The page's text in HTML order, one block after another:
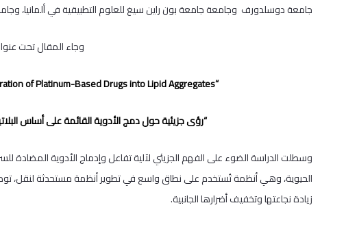
جامعة دوسلدورف وجامعة جامعة بون راين سيغ للعلوم التطبيقية في ألمانيا،
وجاء المقال تحت
“Molecular Insights into the Incorporation of Platinum-Based Drugs into Lipid Aggregates”
“رؤى جزيئية حول دمج الأدوية القائمة على أساس
وسطلت الدراسة الضوء على الفهم الجزيئي لآلية تفاعل وإدماج الأدوية المضادة
الحيوية، وهي أنظمة تُستخدم على نطاق واسع في تطوير أنظمة مستحدثة لنقل،
زيادة نجاعتها وتخفيف أضرارها الجانبية.